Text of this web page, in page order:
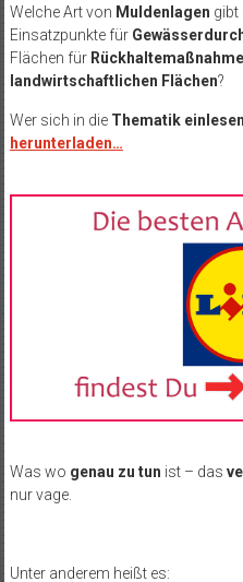
Welche Art von Muldenlagen gibt
Einsatzpunkte für
Flächen für
landwirtschaftlichen Flächen?
Wer sich in die Thematik einlesen
herunterladen…
Was wo genau zu tun ist – das
nur vage.
Unter anderem heißt es: